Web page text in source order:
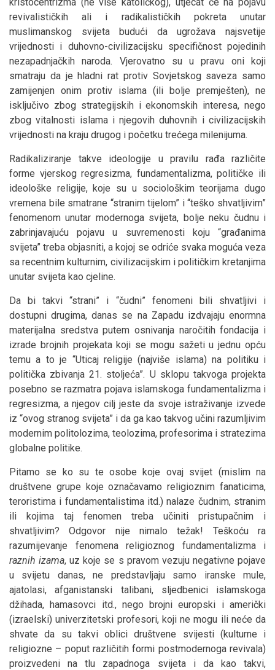
revivalističkih ali i radikalističkih pokreta unutar
muslimanskog svijeta budući da ugrožava najsvetije
vrijednosti i duhovno-civilizacijsku specifičnost pojedinih
nezapadnjačkih naroda. Vjerovatno su u pravu oni koji
smatraju da je hladni rat protiv Sovjetskog saveza samo
zamijenjen onim protiv islama (ili bolje premješten), ne
isključivo zbog strategijskih i ekonomskih interesa, nego
zbog vitalnosti islama i njegovih duhovnih i civilizacijskih
vrijednosti na kraju drugog i početku trećega milenijuma.
Radikaliziranje takve ideologije u pravilu rađa različite
forme vjerskog regresizma, fundamentalizma, političke ili
ideološke religije, koje su u sociološkim teorijama dugo
vremena bile smatrane “stranim tijelom” i “teško shvatljivim”
fenomenom unutar modernoga svijeta, bolje neku čudnu i
zabrinjavajuću pojavu u suvremenosti koju “građanima
svijeta” treba objasniti, a kojoj se odriće svaka moguća veza
sa recentnim kulturnim, civilizacijskim i političkim kretanjima
unutar svijeta kao cjeline.
Da bi takvi “strani” i “čudni” fenomeni bili shvatljivi i
dostupni drugima, danas se na Zapadu izdvajaju enormna
materijalna sredstva putem osnivanja naročitih fondacija i
izrade brojnih projekata koji se mogu sažeti u jednu opću
temu a to je “Uticaj religije (najviše islama) na politiku i
politička zbivanja 21. stoljeća”. U sklopu takvoga projekta
posebno se razmatra pojava islamskoga fundamentalizma i
regresizma, a njegov cilj jeste da svoje istraživanje izvede
iz “ovog stranog svijeta” i da ga kao takvog učini razumljivim
modernim politolozima, teolozima, profesorima i stratezima
globalne politike.
Pitamo se ko su te osobe koje ovaj svijet (mislim na
društvene grupe koje označavamo religioznim fanaticima,
teroristima i fundamentalistima itd.) nalaze čudnim, stranim
ili kojima taj fenomen treba učiniti pristupačnim i
shvatljivim? Odgovor nije nimalo težak! Teškoću ra
razumijevanje fenomena religioznog fundamentalizma i
raznih izama, uz koje se s pravom vezuju negativne pojave
u svijetu danas, ne predstavljaju samo iranske mule,
ajatolasi, afganistanski talibani, sljedbenici islamskoga
džihada, hamasovci itd., nego brojni europski i američki
(izraelski) univerzitetski profesori, koji ne mogu ili neće da
shvate da su takvi oblici društvene svijesti (kulturne i
religiozne – poput različitih formi postmodernoga revivala)
proizvedeni na tlu zapadnoga svijeta i da kao takvi,